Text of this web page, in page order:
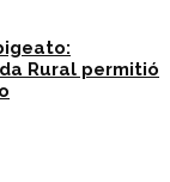
Rural permitió